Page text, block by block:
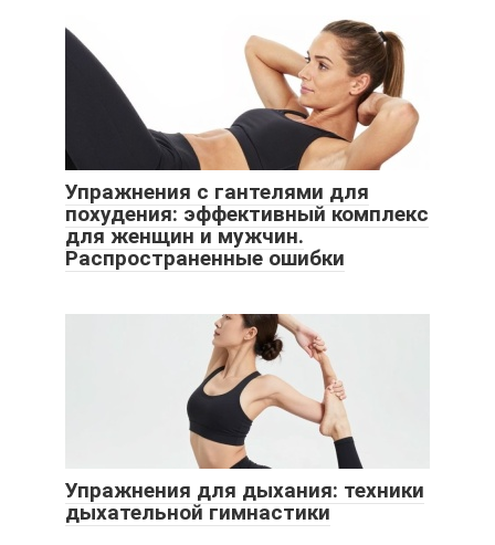
Упражнения с гантелями для
похудения: эффективный комплекс
для женщин и мужчин.
Распространенные ошибки
Упражнения для дыхания: техники
дыхательной гимнастики